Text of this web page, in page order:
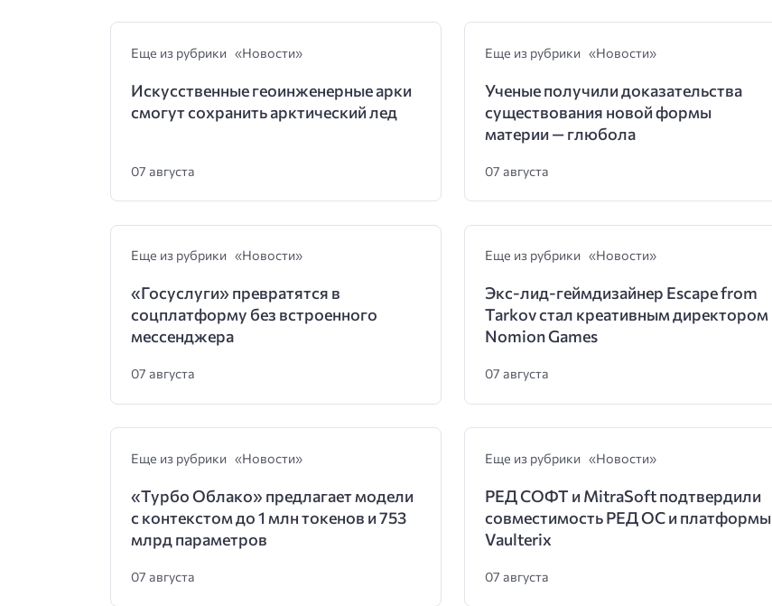
Еще из рубрики «Новости»
Искусственные геоинженерные арки
смогут сохранить арктический лед
07 августа
Еще из рубрики «Новости»
Ученые получили доказательства
существования новой формы
материи — глюбола
07 августа
Еще из рубрики «Новости»
«Госуслуги» превратятся в
соцплатформу без встроенного
мессенджера
07 августа
Еще из рубрики «Новости»
Экс-лид-геймдизайнер Escape from
Tarkov стал креативным директором
Nomion Games
07 августа
Еще из рубрики «Новости»
«Турбо Облако» предлагает модели
с контекстом до 1 млн токенов и 753
млрд параметров
07 августа
Еще из рубрики «Новости»
РЕД СОФТ и MitraSoft подтвердили
совместимость РЕД ОС и платформы
Vaulterix
07 августа